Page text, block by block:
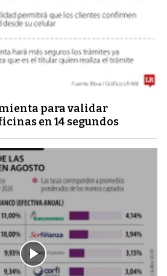
para validar
en 14 segundos